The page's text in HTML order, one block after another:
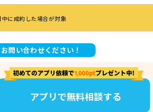
に成約した場合が対象
問い合わせください！
アプリで無料相談する